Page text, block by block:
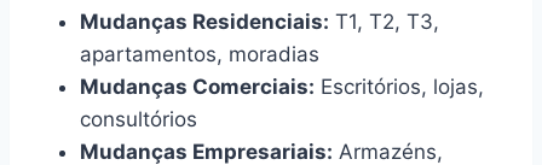
Mudanças Residenciais: T1, T2, T3,
apartamentos, moradias
Mudanças Comerciais: Escritórios, lojas,
consultórios
Mudanças Empresariais: Armazéns,